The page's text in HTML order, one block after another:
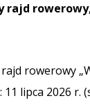
rajd
rowerowy
lipca 2026 r.